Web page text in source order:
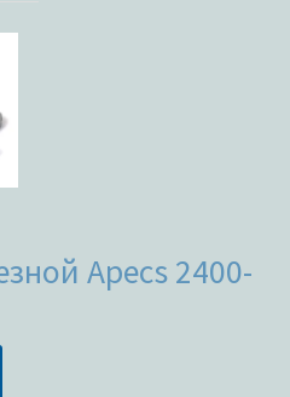
Apecs 2400-